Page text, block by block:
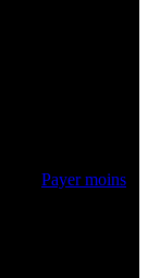
Payer moins